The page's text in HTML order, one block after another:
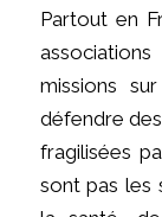
Partout en
missions
défendre
fragilisées
sont pas les